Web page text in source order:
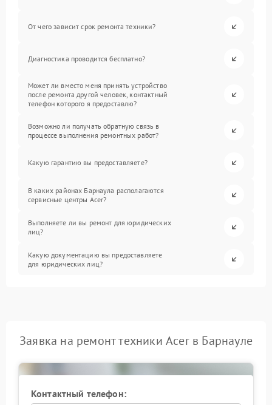
От чего зависит срок ремонта техники?
Диагностика проводится бесплатно?
Может ли вместо меня принять устройство
после ремонта другой человек, контактный
телефон которого я предоставлю?
Возможно ли получать обратную связь в
процессе выполнения ремонтных работ?
Какую гарантию вы предоставляете?
В каких районах Барнаула располагаются
сервисные центры Acer?
Выполняете ли вы ремонт для юридических
лиц?
Какую документацию вы предоставляете
для юридических лиц?
Заявка на ремонт техники Acer в Барнауле
Контактный телефон: